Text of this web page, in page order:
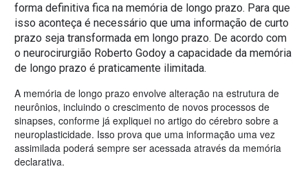
forma definitiva fica na memória de longo prazo. Para que
isso aconteça é necessário que uma informação de curto
prazo seja transformada em longo prazo. De acordo com
o neurocirurgião Roberto Godoy a capacidade da memória
de longo prazo é praticamente ilimitada.
A memória de longo prazo envolve alteração na estrutura de
neurônios, incluindo o crescimento de novos processos de
sinapses, conforme já expliquei no artigo do cérebro sobre a
neuroplasticidade. Isso prova que uma informação uma vez
assimilada poderá sempre ser acessada através da memória
declarativa.